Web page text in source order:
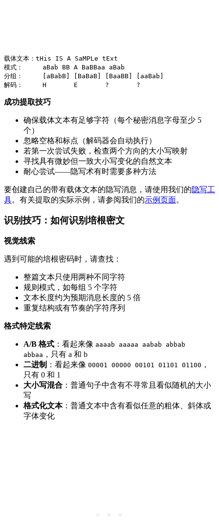
载体文本：tHis IS A SaMPLe tExt
模式：     aBab BB A BaBBaa aBab
分组：     [aBabB] [BaBaB] [BaaBB] [aaBab]
成功提取技巧
确保载体文本有足够字符（每个秘密消息字母至少 5
个）
忽略空格和标点（解码器会自动执行）
若第一次尝试失败，检查两个方向的大小写映射
寻找具有微妙但一致大小写变化的自然文本
耐心尝试——隐写术有时需要多种方法
要创建自己的带有载体文本的隐写消息，请使用我们的隐写工
具。有关提取的实际示例，请参阅我们的示例页面。
识别技巧：如何识别培根密文
视觉线索
遇到可能的培根密码时，请查找：
整篇文本只使用两种不同字符
规则模式，如每组 5 个字符
文本长度约为预期消息长度的 5 倍
重复结构或有节奏的字符序列
格式特定线索
A/B 格式 ：看起来像 aaaab aaaaa aabab abbab
abbaa ，只有 a 和 b
二进制 ：看起来像 00001 00000 00101 01101 01100 ，
只有 0 和 1
大小写混合 ：普通句子中含有不寻常且看似随机的大小
写
格式化文本：普通文本中含有看似任意的粗体、斜体或
字体变化